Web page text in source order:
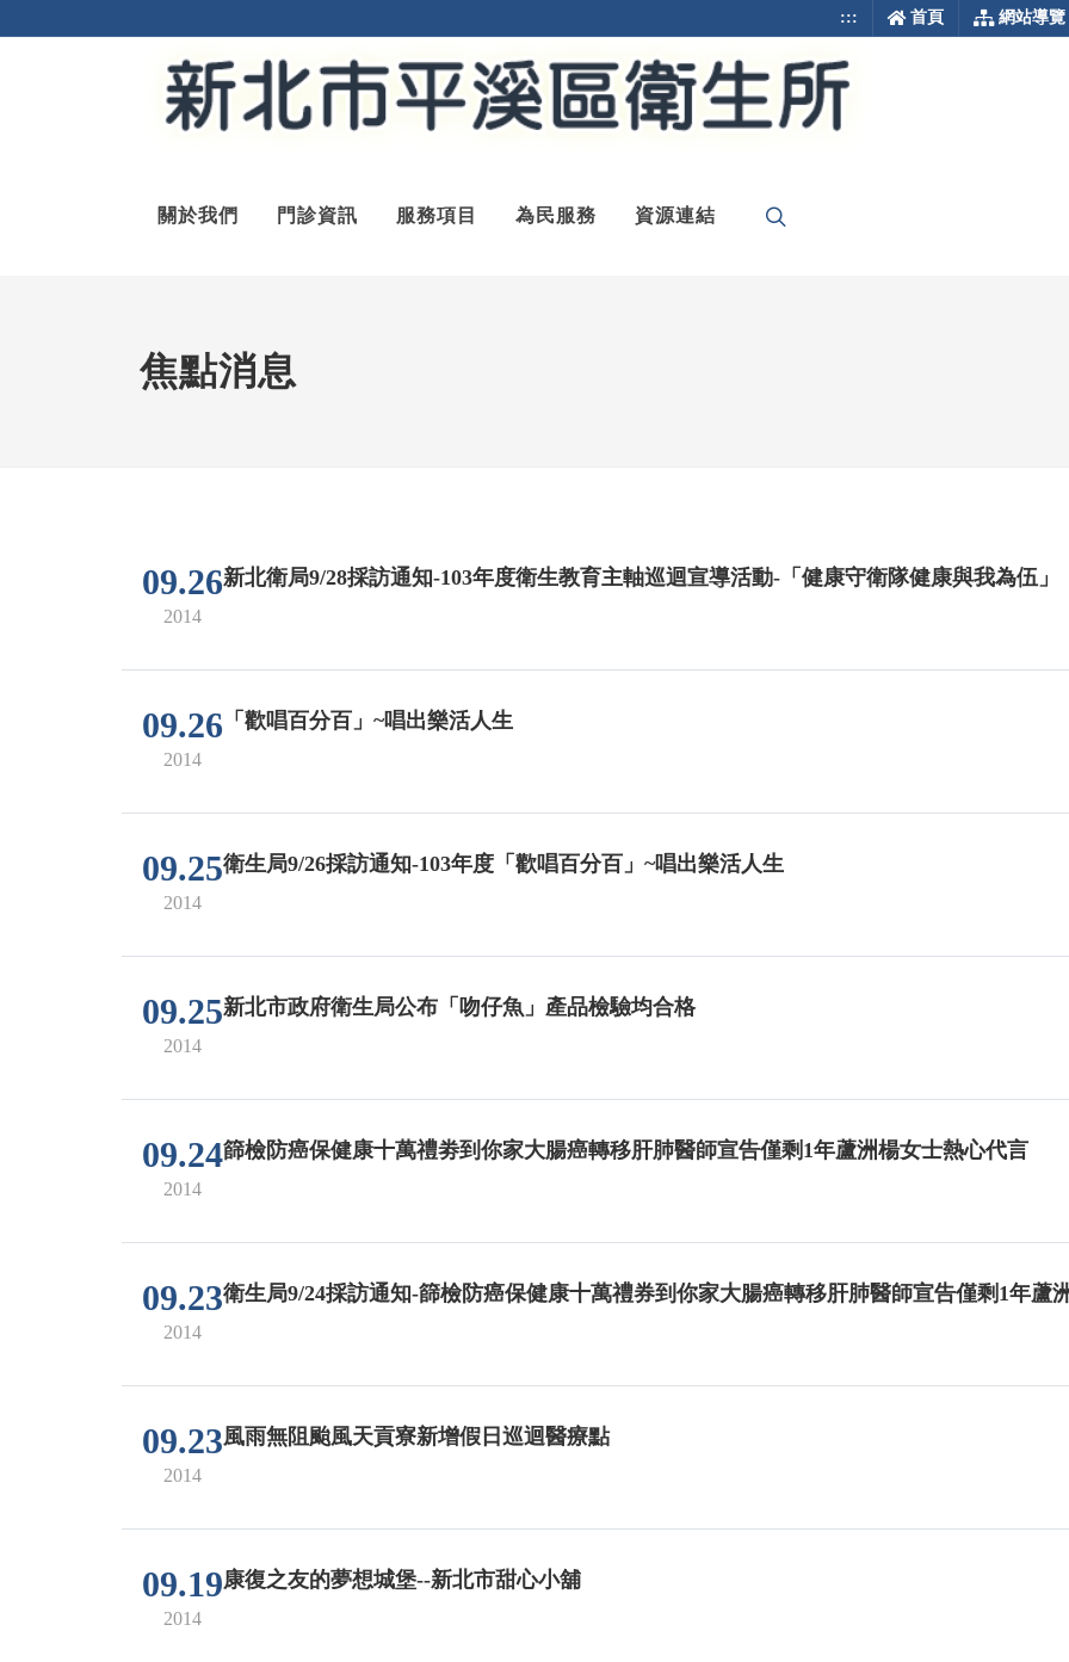
::: 首頁 網站導覽
關於我們 門診資訊 服務項目 為民服務 資源連結
焦點消息
09.26
2014
新北衛局9/28採訪通知-103年度衛生教育主軸巡迴宣導活動-「健康守衛隊健康與我為伍」
09.26
2014
「歡唱百分百」~唱出樂活人生
09.25
2014
衛生局9/26採訪通知-103年度「歡唱百分百」~唱出樂活人生
09.25
2014
新北市政府衛生局公布「吻仔魚」產品檢驗均合格
09.24
2014
篩檢防癌保健康十萬禮劵到你家大腸癌轉移肝肺醫師宣告僅剩1年蘆洲楊女士熱心代言
09.23
2014
衛生局9/24採訪通知-篩檢防癌保健康十萬禮券到你家大腸癌轉移肝肺醫師宣告僅剩1年蘆
09.23
2014
風雨無阻颱風天貢寮新增假日巡迴醫療點
09.19
2014
康復之友的夢想城堡--新北市甜心小舖